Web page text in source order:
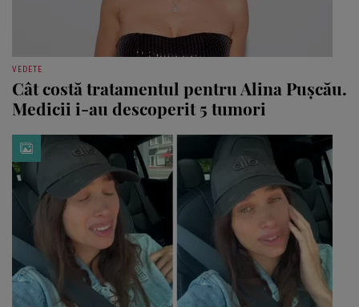
VEDETE
Cât costă tratamentul pentru Alina Pușcău.
Medicii i-au descoperit 5 tumori